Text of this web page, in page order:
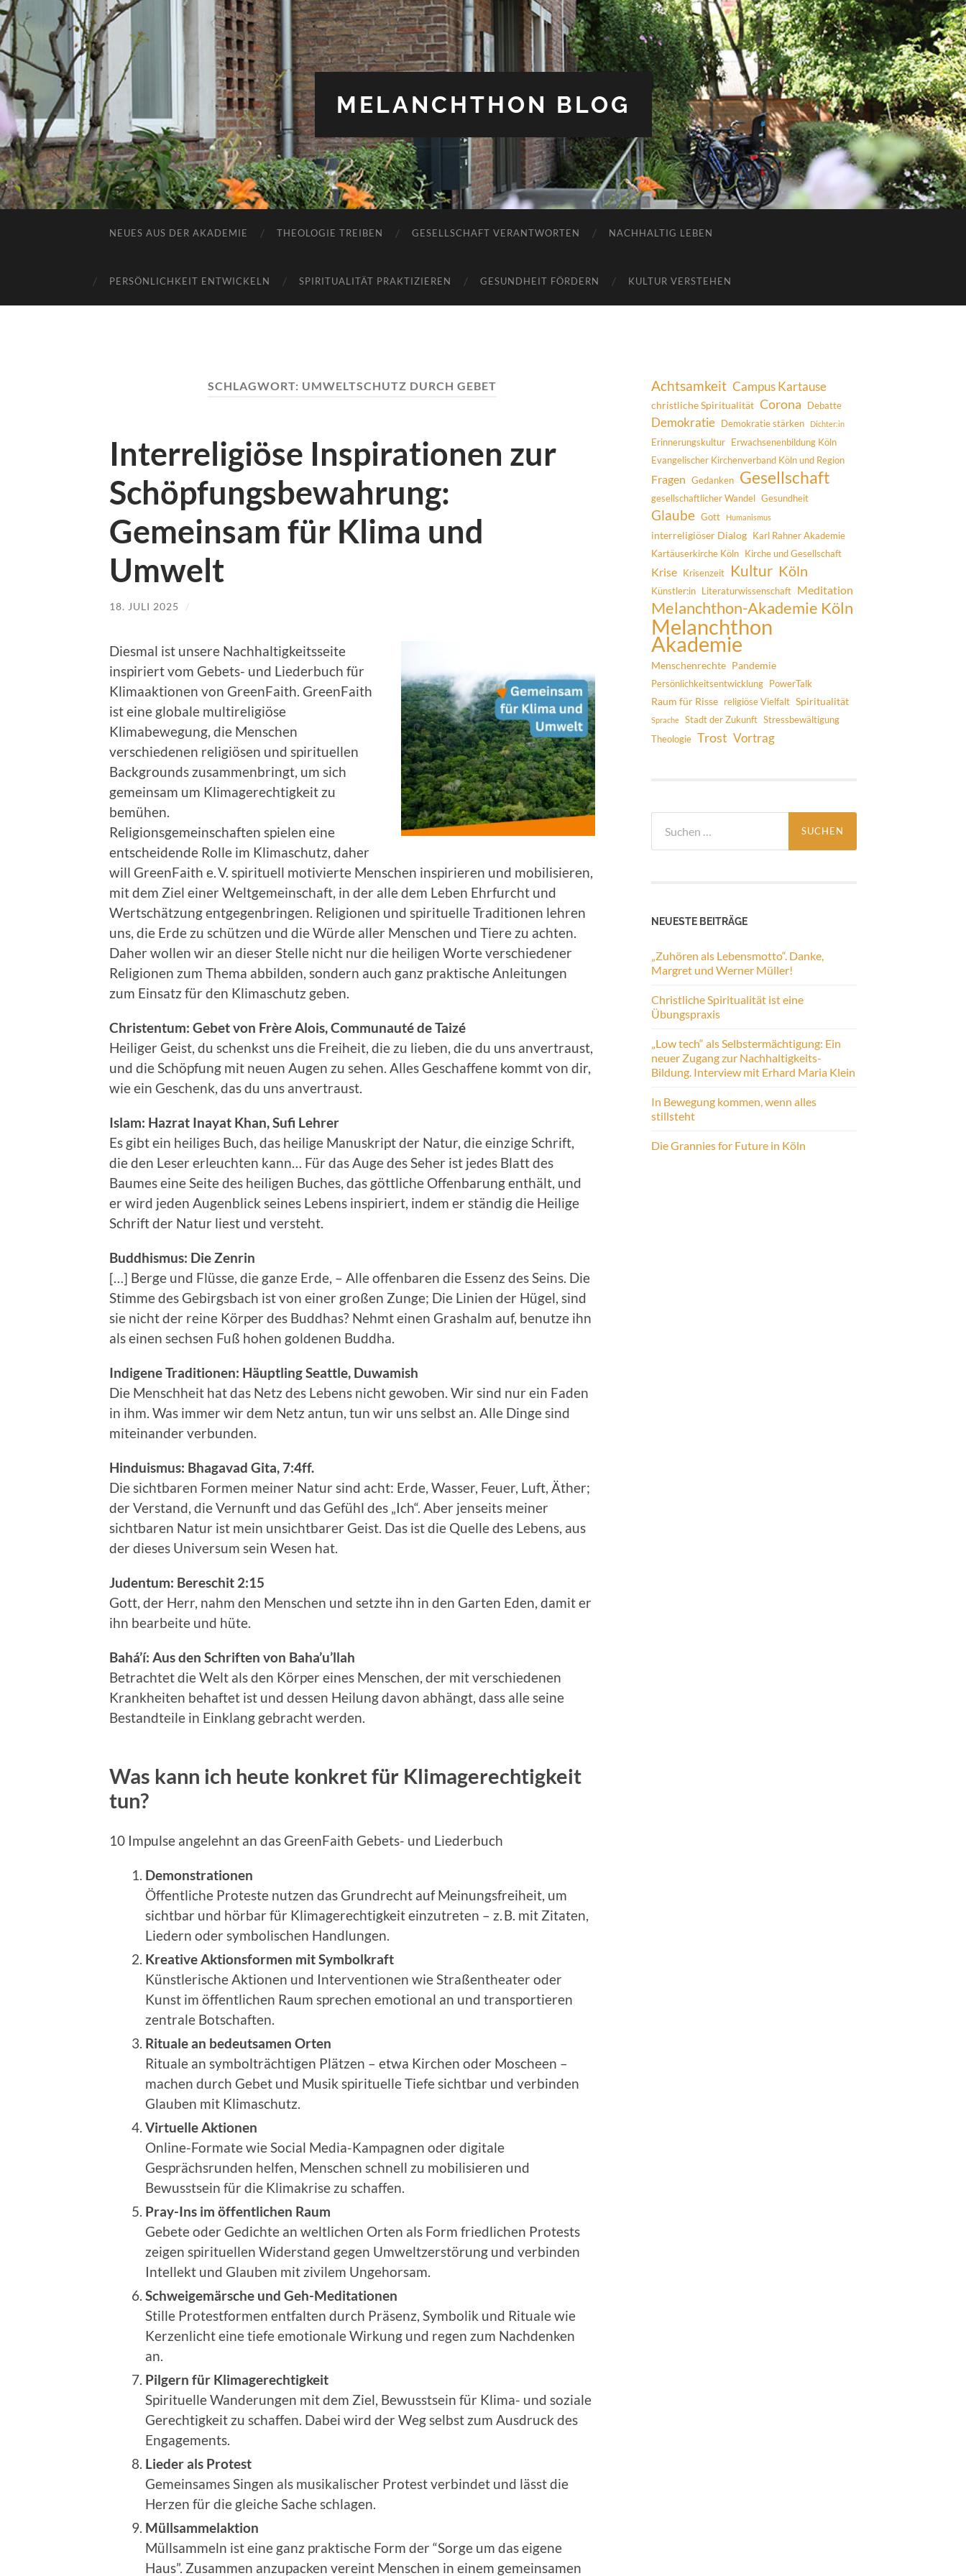
MELANCHTHON BLOG
NEUES AUS DER AKADEMIE THEOLOGIE TREIBEN GESELLSCHAFT VERANTWORTEN NACHHALTIG LEBEN
PERSÖNLICHKEIT ENTWICKELN SPIRITUALITÄT PRAKTIZIEREN GESUNDHEIT FÖRDERN KULTUR VERSTEHEN
SCHLAGWORT: UMWELTSCHUTZ DURCH GEBET
Interreligiöse Inspirationen zur
Schöpfungsbewahrung:
Gemeinsam für Klima und
Umwelt
18. JULI 2025 /
Diesmal ist unsere Nachhaltigkeitsseite
inspiriert vom Gebets- und Liederbuch für
Klimaaktionen von GreenFaith. GreenFaith
ist eine globale multireligiöse
Klimabewegung, die Menschen
verschiedenen religiösen und spirituellen
Backgrounds zusammenbringt, um sich
gemeinsam um Klimagerechtigkeit zu
bemühen.
Religionsgemeinschaften spielen eine
entscheidende Rolle im Klimaschutz, daher
will GreenFaith e. V. spirituell motivierte Menschen inspirieren und mobilisieren,
mit dem Ziel einer Weltgemeinschaft, in der alle dem Leben Ehrfurcht und
Wertschätzung entgegenbringen. Religionen und spirituelle Traditionen lehren
uns, die Erde zu schützen und die Würde aller Menschen und Tiere zu achten.
Daher wollen wir an dieser Stelle nicht nur die heiligen Worte verschiedener
Religionen zum Thema abbilden, sondern auch ganz praktische Anleitungen
zum Einsatz für den Klimaschutz geben.
Christentum: Gebet von Frère Alois, Communauté de Taizé
Heiliger Geist, du schenkst uns die Freiheit, die zu lieben, die du uns anvertraust,
und die Schöpfung mit neuen Augen zu sehen. Alles Geschaffene kommt von dir,
wie ein Geschenk, das du uns anvertraust.
Islam: Hazrat Inayat Khan, Sufi Lehrer
Es gibt ein heiliges Buch, das heilige Manuskript der Natur, die einzige Schrift,
die den Leser erleuchten kann… Für das Auge des Seher ist jedes Blatt des
Baumes eine Seite des heiligen Buches, das göttliche Offenbarung enthält, und
er wird jeden Augenblick seines Lebens inspiriert, indem er ständig die Heilige
Schrift der Natur liest und versteht.
Buddhismus: Die Zenrin
[…] Berge und Flüsse, die ganze Erde, – Alle offenbaren die Essenz des Seins. Die
Stimme des Gebirgsbach ist von einer großen Zunge; Die Linien der Hügel, sind
sie nicht der reine Körper des Buddhas? Nehmt einen Grashalm auf, benutze ihn
als einen sechsen Fuß hohen goldenen Buddha.
Indigene Traditionen: Häuptling Seattle, Duwamish
Die Menschheit hat das Netz des Lebens nicht gewoben. Wir sind nur ein Faden
in ihm. Was immer wir dem Netz antun, tun wir uns selbst an. Alle Dinge sind
miteinander verbunden.
Hinduismus: Bhagavad Gita, 7:4ff.
Die sichtbaren Formen meiner Natur sind acht: Erde, Wasser, Feuer, Luft, Äther;
der Verstand, die Vernunft und das Gefühl des „Ich“. Aber jenseits meiner
sichtbaren Natur ist mein unsichtbarer Geist. Das ist die Quelle des Lebens, aus
der dieses Universum sein Wesen hat.
Judentum: Bereschit 2:15
Gott, der Herr, nahm den Menschen und setzte ihn in den Garten Eden, damit er
ihn bearbeite und hüte.
Bahá’í: Aus den Schriften von Baha’u’llah
Betrachtet die Welt als den Körper eines Menschen, der mit verschiedenen
Krankheiten behaftet ist und dessen Heilung davon abhängt, dass alle seine
Bestandteile in Einklang gebracht werden.
Was kann ich heute konkret für Klimagerechtigkeit
tun?
10 Impulse angelehnt an das GreenFaith Gebets- und Liederbuch
Demonstrationen
Öffentliche Proteste nutzen das Grundrecht auf Meinungsfreiheit, um
sichtbar und hörbar für Klimagerechtigkeit einzutreten – z. B. mit Zitaten,
Liedern oder symbolischen Handlungen.
Kreative Aktionsformen mit Symbolkraft
Künstlerische Aktionen und Interventionen wie Straßentheater oder
Kunst im öffentlichen Raum sprechen emotional an und transportieren
zentrale Botschaften.
Rituale an bedeutsamen Orten
Rituale an symbolträchtigen Plätzen – etwa Kirchen oder Moscheen –
machen durch Gebet und Musik spirituelle Tiefe sichtbar und verbinden
Glauben mit Klimaschutz.
Virtuelle Aktionen
Online-Formate wie Social Media-Kampagnen oder digitale
Gesprächsrunden helfen, Menschen schnell zu mobilisieren und
Bewusstsein für die Klimakrise zu schaffen.
Pray-Ins im öffentlichen Raum
Gebete oder Gedichte an weltlichen Orten als Form friedlichen Protests
zeigen spirituellen Widerstand gegen Umweltzerstörung und verbinden
Intellekt und Glauben mit zivilem Ungehorsam.
Schweigemärsche und Geh-Meditationen
Stille Protestformen entfalten durch Präsenz, Symbolik und Rituale wie
Kerzenlicht eine tiefe emotionale Wirkung und regen zum Nachdenken
an.
Pilgern für Klimagerechtigkeit
Spirituelle Wanderungen mit dem Ziel, Bewusstsein für Klima- und soziale
Gerechtigkeit zu schaffen. Dabei wird der Weg selbst zum Ausdruck des
Engagements.
Lieder als Protest
Gemeinsames Singen als musikalischer Protest verbindet und lässt die
Herzen für die gleiche Sache schlagen.
Müllsammelaktion
Müllsammeln ist eine ganz praktische Form der “Sorge um das eigene
Haus”. Zusammen anzupacken vereint Menschen in einem gemeinsamen
Achtsamkeit Campus Kartause
christliche Spiritualität Corona Debatte
Demokratie Demokratie stärken Dichter:in
Erinnerungskultur Erwachsenenbildung Köln
Evangelischer Kirchenverband Köln und Region
Fragen Gedanken Gesellschaft
gesellschaftlicher Wandel Gesundheit
Glaube Gott Humanismus
interreligiöser Dialog Karl Rahner Akademie
Kartäuserkirche Köln Kirche und Gesellschaft
Krise Krisenzeit Kultur Köln
Künstler:in Literaturwissenschaft Meditation
Melanchthon-Akademie Köln
Melanchthon
Akademie
Menschenrechte Pandemie
Persönlichkeitsentwicklung PowerTalk
Raum für Risse religiöse Vielfalt Spiritualität
Sprache Stadt der Zukunft Stressbewältigung
Theologie Trost Vortrag
nach:
NEUESTE BEITRÄGE
„Zuhören als Lebensmotto“. Danke,
Margret und Werner Müller!
Christliche Spiritualität ist eine
Übungspraxis
„Low tech“ als Selbstermächtigung: Ein
neuer Zugang zur Nachhaltigkeits-
Bildung. Interview mit Erhard Maria Klein
In Bewegung kommen, wenn alles
stillsteht
Die Grannies for Future in Köln